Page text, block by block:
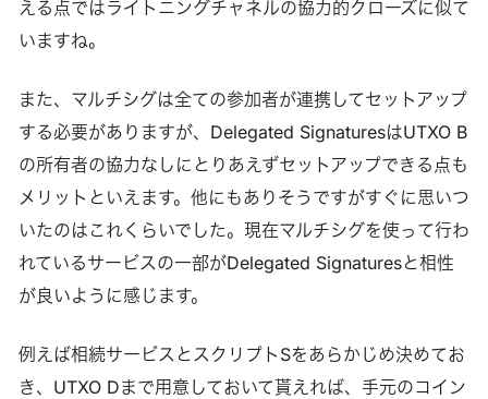
える点ではライトニングチャネルの協力的クローズに似て
いますね。
また、マルチシグは全ての参加者が連携してセットアップ
する必要がありますが、Delegated SignaturesはUTXO B
の所有者の協力なしにとりあえずセットアップできる点も
メリットといえます。他にもありそうですがすぐに思いつ
いたのはこれくらいでした。現在マルチシグを使って行わ
れているサービスの一部がDelegated Signaturesと相性
が良いように感じます。
例えば相続サービスとスクリプトSをあらかじめ決めてお
き、UTXO Dまで用意しておいて貰えれば、手元のコイン